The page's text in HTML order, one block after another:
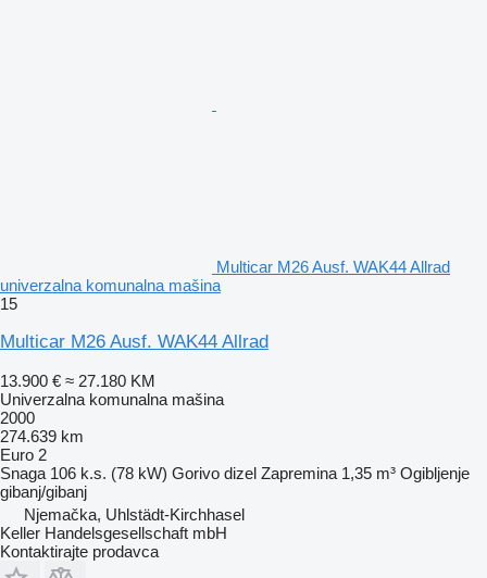
Multicar M26 Ausf. WAK44 Allrad
univerzalna komunalna mašina
15
Multicar M26 Ausf. WAK44 Allrad
13.900 € ≈ 27.180 KM
Univerzalna komunalna mašina
2000
274.639 km
Euro 2
Snaga 106 k.s. (78 kW) Gorivo dizel Zapremina 1,35 m³ Ogibljenje
gibanj/gibanj
Njemačka, Uhlstädt-Kirchhasel
Keller Handelsgesellschaft mbH
Kontaktirajte prodavca